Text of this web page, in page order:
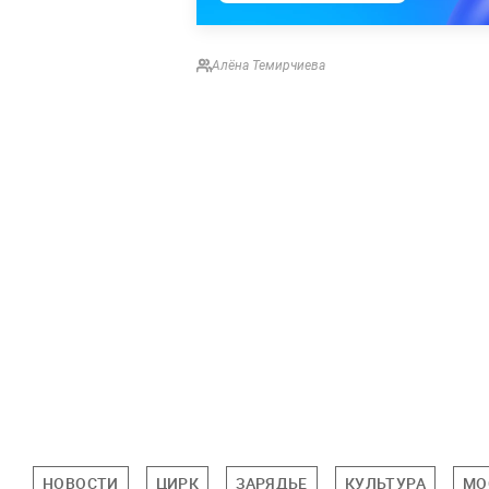
Алёна Темирчиева
НОВОСТИ ЦИРК ЗАРЯДЬЕ КУЛЬТУРА